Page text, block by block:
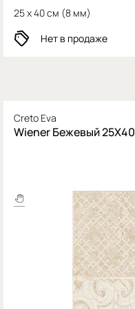
25 x 40 см (8 мм)
Нет в продаже
Creto Eva
Wiener Бежевый 25X40